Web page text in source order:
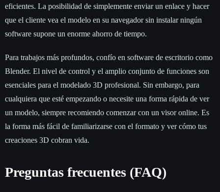
eficientes. La posibilidad de simplemente enviar un enlace y hacer
que el cliente vea el modelo en su navegador sin instalar ningún
software supone un enorme ahorro de tiempo.
Para trabajos más profundos, confío en software de escritorio como
Blender. El nivel de control y el amplio conjunto de funciones son
esenciales para el modelado 3D profesional. Sin embargo, para
cualquiera que esté empezando o necesite una forma rápida de ver
un modelo, siempre recomiendo comenzar con un visor online. Es
la forma más fácil de familiarizarse con el formato y ver cómo tus
creaciones 3D cobran vida.
Preguntas frecuentes (FAQ)